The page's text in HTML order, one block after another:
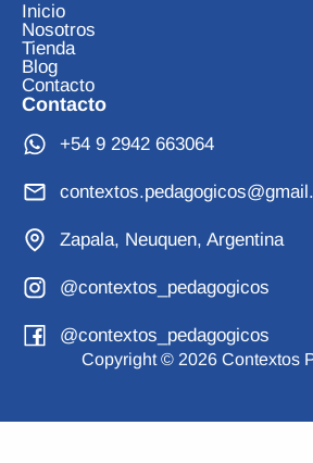
Inicio
Nosotros
Tienda
Blog
Contacto
Contacto
+54 9 2942 663064
Zapala, Neuquen, Argentina
@contextos_pedagogicos
@contextos_pedagogicos
Copyright © 2026 Contextos